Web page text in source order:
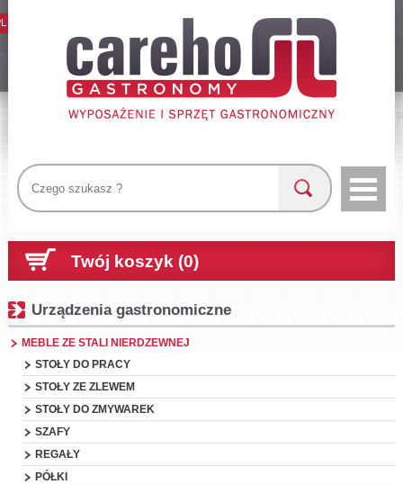
Twój koszyk (0)
Urządzenia gastronomiczne
MEBLE ZE STALI NIERDZEWNEJ
STOŁY DO PRACY
STOŁY ZE ZLEWEM
STOŁY DO ZMYWAREK
SZAFY
REGAŁY
PÓŁKI